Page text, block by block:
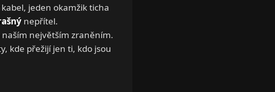
jeden okamžik ticha
nepřítel.
největším zraněním.
kde přežijí jen ti, kdo jsou